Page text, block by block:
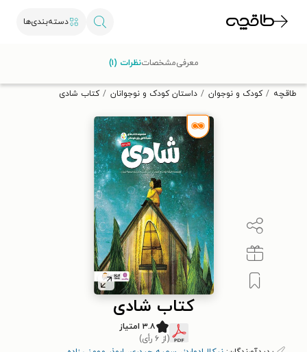
دسته‌بندی‌ها
تخفیف از طاقچه دریافت کن.
طاقچه کودک و نوجوان داستان کودک و نوجوانان کتاب شادی
کتاب شادی
۳.۸ امتیاز
(از ۶ رأی)
معرفیمشخصاتنظرات (۱)